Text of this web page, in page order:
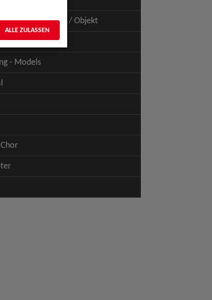
- Figur / Puppe / Objekt
- Talents
- Models
ALLE ZULASSEN